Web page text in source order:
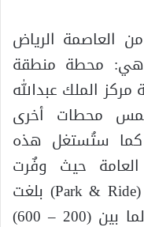
العاصمة الرياض
هي: محطة منطقة
الملك عبدالله
محطات أخرى
كما ستُستغل هذه
حيث وفٌرت
مواقع عدة لمواقف السيارات (Park & Ride) بلغت
الــ 21 موقعاً يتسع كل منها لما بين (200 – 600)